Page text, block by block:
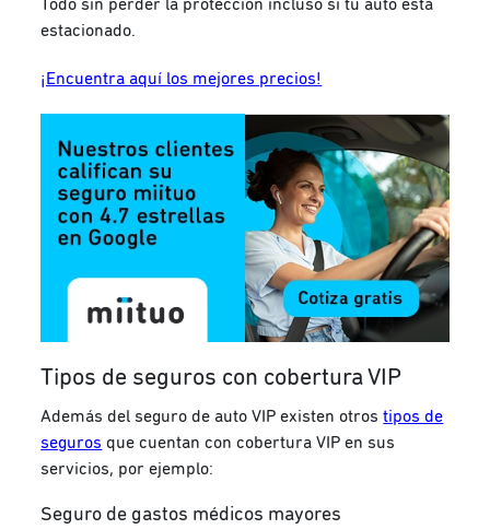
Todo sin perder la protección incluso si tu auto está
estacionado.
¡Encuentra aquí los mejores precios!
Tipos de seguros con cobertura VIP
Además del seguro de auto VIP existen otrostipos de
seguros que cuentan con cobertura VIP en sus
servicios, por ejemplo:
Seguro de gastos médicos mayores